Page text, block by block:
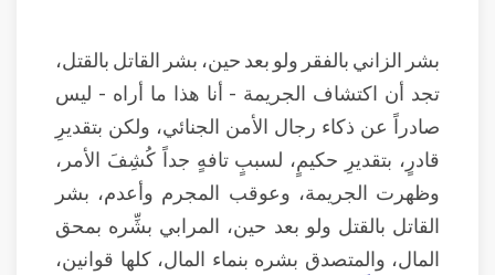
بشر الزاني بالفقر ولو بعد حين، بشر القاتل بالقتل،
تجد أن اكتشاف الجريمة - أنا هذا ما أراه - ليس
صادراً عن ذكاء رجال الأمن الجنائي، ولكن بتقديرِ
قادرٍ، بتقديرِ حكيمٍ، لسببٍ تافهٍ جداً كُشِفَ الأمر،
وظهرت الجريمة، وعوقب المجرم وأعدم، بشر
القاتل بالقتل ولو بعد حين، المرابي بشِّره بمحق
المال، والمتصدق بشره بنماء المال، كلها قوانين،